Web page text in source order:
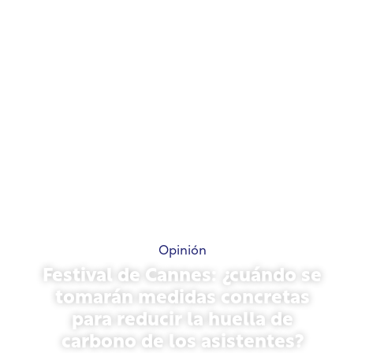
Opinión
Festival de Cannes: ¿cuándo se
tomarán medidas concretas
para reducir la huella de
carbono de los asistentes?